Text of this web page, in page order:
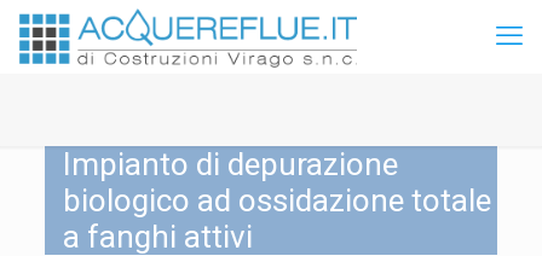
Impianto di depurazione
biologico ad ossidazione totale
a fanghi attivi